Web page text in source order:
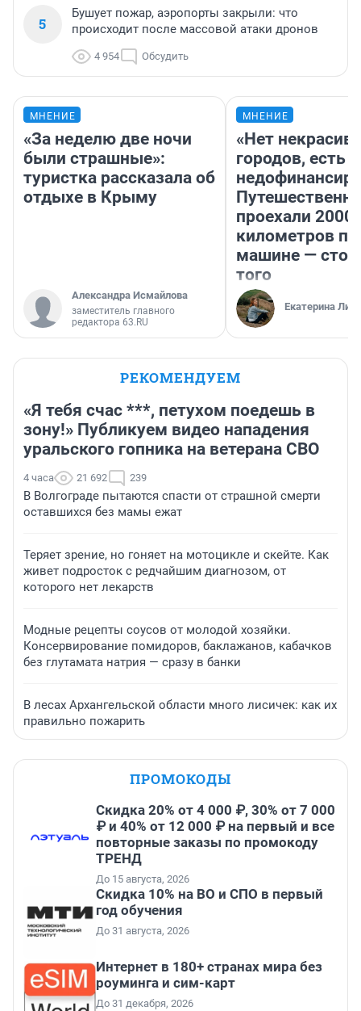
5
Бушует пожар, аэропорты закрыли: что
происходит после массовой атаки дронов
4 954 Обсудить
МНЕНИЕ
«За неделю две ночи
были страшные»:
туристка рассказала об
отдыхе в Крыму
Александра Исмайлова
заместитель главного
редактора 63.RU
МНЕНИЕ
«Нет
городов, есть
проехали 2000
километров по
машине —
того
Екатерина
РЕКОМЕНДУЕМ
«Я тебя счас ***, петухом поедешь в
зону!» Публикуем видео нападения
уральского гопника на ветерана СВО
4 часа 21 692 239
В Волгограде пытаются спасти от страшной смерти
оставшихся без мамы ежат
Теряет зрение, но гоняет на мотоцикле и скейте. Как
живет подросток с редчайшим диагнозом, от
которого нет лекарств
Модные рецепты соусов от молодой хозяйки.
Консервирование помидоров, баклажанов, кабачков
без глутамата натрия — сразу в банки
В лесах Архангельской области много лисичек: как их
правильно пожарить
ПРОМОКОДЫ
Скидка 20% от 4 000 ₽, 30% от 7 000
₽ и 40% от 12 000 ₽ на первый и все
повторные заказы по промокоду
ТРЕНД
До 15 августа, 2026
Скидка 10% на ВО и СПО в первый
год обучения
До 31 августа, 2026
Интернет в 180+ странах мира без
роуминга и сим-карт
До 31 декабря, 2026